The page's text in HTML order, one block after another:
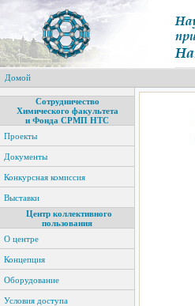
Домой
Сотрудничество
Химического факультета
и Фонда СРМП НТС
Проекты
Документы
Конкурсная комиссия
Выставки
Центр коллективного
пользования
О центре
Концепция
Оборудование
Условия доступа